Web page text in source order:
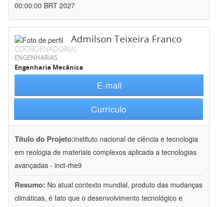
00:00:00 BRT 2027
Admilson Teixeira Franco
COORDENADOR(A)
ENGENHARIAS
Engenharia Mecânica
E-mail
Currículo
Título do Projeto:instituto nacional de ciência e tecnologia
em reologia de materiais complexos aplicada a tecnologias
avançadas - inct-rhe9
Resumo: No atual contexto mundial, produto das mudanças
climáticas, é fato que o desenvolvimento tecnológico e